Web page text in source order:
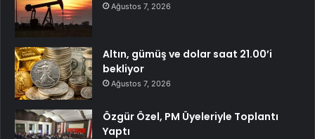
Ağustos 7, 2026
Altın, gümüş ve dolar saat 21.00’i
bekliyor
Ağustos 7, 2026
Özgür Özel, PM Üyeleriyle Toplantı
Yaptı